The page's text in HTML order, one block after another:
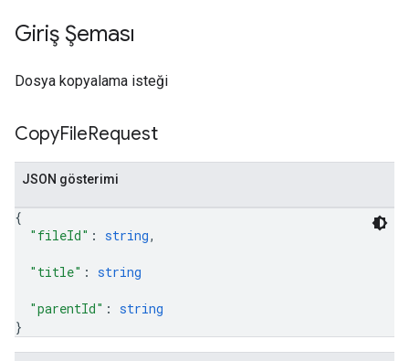
Giriş Şeması
Dosya kopyalama isteği
CopyFileRequest
JSON gösterimi
{
"fileId" : string,
"title" : string
"parentId" : string
}